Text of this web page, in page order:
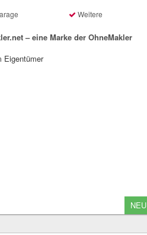
Weitere
– eine Marke der OhneMakler
Eigentümer
NEU